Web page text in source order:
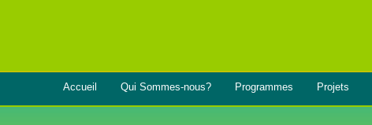
Accueil Qui Sommes-nous? Programmes Projets